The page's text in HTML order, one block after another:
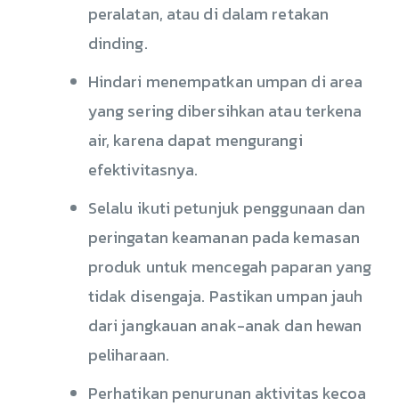
peralatan, atau di dalam retakan
dinding.
Hindari menempatkan umpan di area
yang sering dibersihkan atau terkena
air, karena dapat mengurangi
efektivitasnya.
Selalu ikuti petunjuk penggunaan dan
peringatan keamanan pada kemasan
produk untuk mencegah paparan yang
tidak disengaja. Pastikan umpan jauh
dari jangkauan anak-anak dan hewan
peliharaan.
Perhatikan penurunan aktivitas kecoa